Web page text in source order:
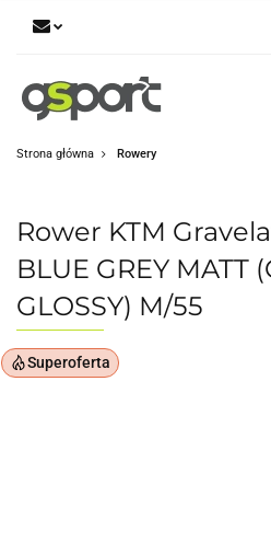
Strona główna Rowery
Rower KTM
BLUE GREY MATT
GLOSSY) M/55
Superoferta